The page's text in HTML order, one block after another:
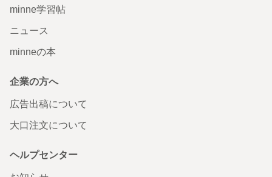
minne学習帖
ニュース
minneの本
企業の方へ
広告出稿について
大口注文について
ヘルプセンター